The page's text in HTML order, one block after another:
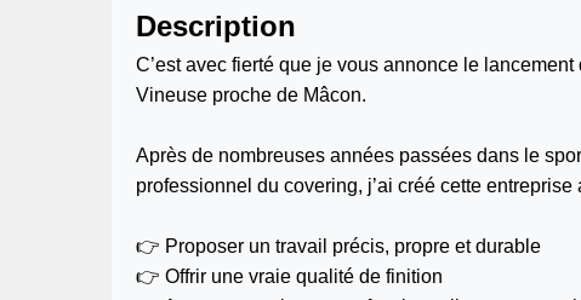
Description
C’est avec fierté que je vous annonce le
Vineuse proche de Mâcon.
Après de nombreuses années passées dans le
professionnel du covering, j’ai créé cette
👉 Proposer un travail précis, propre et durable
👉 Offrir une vraie qualité de finition